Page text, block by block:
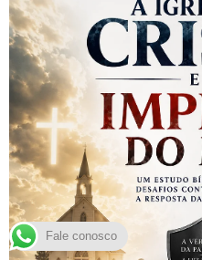
Fale conosco